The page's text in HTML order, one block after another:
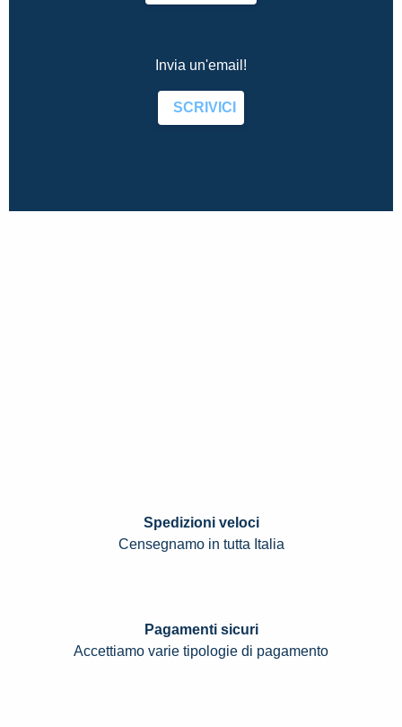
Invia un'email!
SCRIVICI
Spedizioni veloci
Censegnamo in tutta Italia
Pagamenti sicuri
Accettiamo varie tipologie di pagamento